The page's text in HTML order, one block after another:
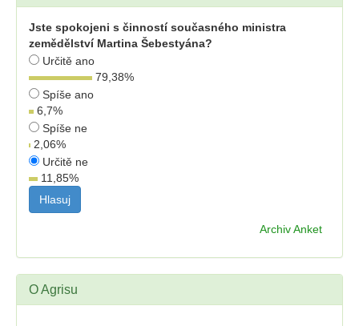
Jste spokojeni s činností současného ministra
zemědělství Martina Šebestyána?
Určitě ano
79,38%
Spíše ano
6,7%
Spíše ne
2,06%
Určitě ne
11,85%
Archiv Anket
O Agrisu